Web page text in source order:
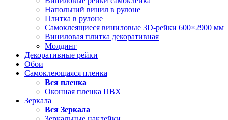
Напольний винил в рулоне
Плитка в рулоне
Самоклеящиеся виниловые 3D‑рейки 600×2900 мм
Виниловая плитка декоративная
Молдинг
Декоративные рейки
Обои
Самоклеющаяся пленка
Вся пленка
Оконная пленка ПВХ
Зеркала
Вся Зеркала